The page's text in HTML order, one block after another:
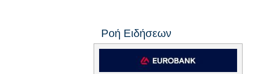
Ροή Ειδήσεων